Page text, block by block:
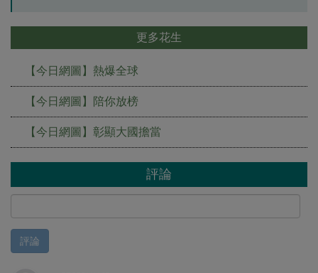
更多花生
【今日網圖】熱爆全球
【今日網圖】陪你放榜
【今日網圖】彰顯大國擔當
評論
評論